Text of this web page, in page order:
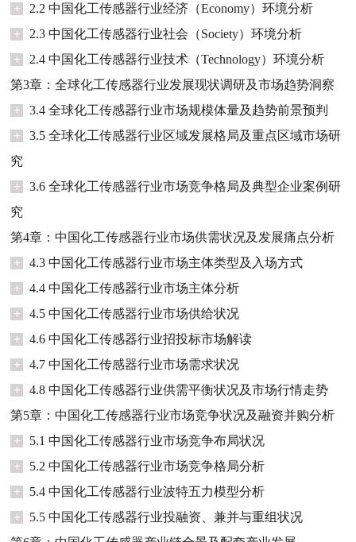
+
2.2 中国化工传感器行业经济（Economy）环境分析
+
2.3 中国化工传感器行业社会（Society）环境分析
+
2.4 中国化工传感器行业技术（Technology）环境分析
第3章：全球化工传感器行业发展现状调研及市场趋势洞察
+
3.4 全球化工传感器行业市场规模体量及趋势前景预判
+
3.5 全球化工传感器行业区域发展格局及重点区域市场研
究
+
3.6 全球化工传感器行业市场竞争格局及典型企业案例研
究
第4章：中国化工传感器行业市场供需状况及发展痛点分析
+
4.3 中国化工传感器行业市场主体类型及入场方式
+
4.4 中国化工传感器行业市场主体分析
+
4.5 中国化工传感器行业市场供给状况
+
4.6 中国化工传感器行业招投标市场解读
+
4.7 中国化工传感器行业市场需求状况
+
4.8 中国化工传感器行业供需平衡状况及市场行情走势
第5章：中国化工传感器行业市场竞争状况及融资并购分析
+
5.1 中国化工传感器行业市场竞争布局状况
+
5.2 中国化工传感器行业市场竞争格局分析
+
5.4 中国化工传感器行业波特五力模型分析
+
5.5 中国化工传感器行业投融资、兼并与重组状况